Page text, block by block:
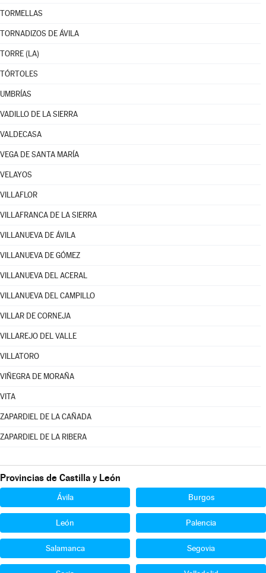
TORMELLAS
TORNADIZOS DE ÁVILA
TORRE (LA)
TÓRTOLES
UMBRÍAS
VADILLO DE LA SIERRA
VALDECASA
VEGA DE SANTA MARÍA
VELAYOS
VILLAFLOR
VILLAFRANCA DE LA SIERRA
VILLANUEVA DE ÁVILA
VILLANUEVA DE GÓMEZ
VILLANUEVA DEL ACERAL
VILLANUEVA DEL CAMPILLO
VILLAR DE CORNEJA
VILLAREJO DEL VALLE
VILLATORO
VIÑEGRA DE MORAÑA
VITA
ZAPARDIEL DE LA CAÑADA
ZAPARDIEL DE LA RIBERA
Provincias de Castilla y León
Ávila Burgos
León Palencia
Salamanca Segovia